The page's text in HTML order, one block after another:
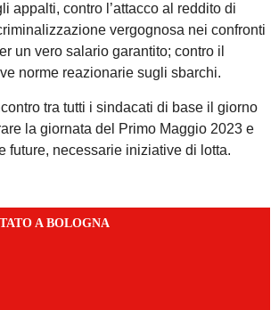
appalti, contro l’attacco al reddito di
vergognosa nei confronti
un vero salario garantito; contro il
norme reazionarie sugli sbarchi.
tra tutti i sindacati di base il giorno
la giornata del Primo Maggio 2023 e
future, necessarie iniziative di lotta.
A BOLOGNA